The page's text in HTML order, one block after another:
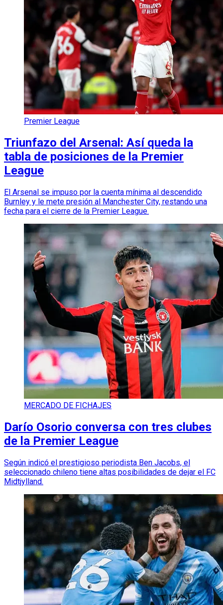
Premier League
Triunfazo del Arsenal: Así queda la
tabla de posiciones de la Premier
League
El Arsenal se impuso por la cuenta mínima al descendido
Burnley y le mete presión al Manchester City, restando una
fecha para el cierre de la Premier League.
MERCADO DE FICHAJES
Darío Osorio conversa con tres clubes
de la Premier League
Según indicó el prestigioso periodista Ben Jacobs, el
seleccionado chileno tiene altas posibilidades de dejar el FC
Midtjylland.